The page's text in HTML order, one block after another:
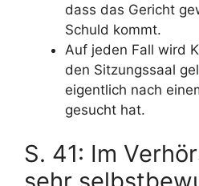
dass das Gericht
Schuld kommt.
Auf jeden Fall wird
den Sitzungssaal
eigentlich nach
gesucht hat.
S. 41: Im